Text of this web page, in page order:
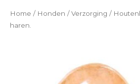
Home / Honden /Verzorging /
haren.